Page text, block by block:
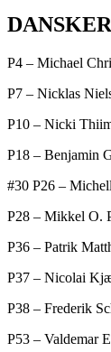
P4 – Michael
P7 – Nicklas
P10 – Nicki
P18 – Benjamin
#30 P26 –
P28 – Mikkel O.
P36 – Patrik
P37 – Nicolai
P38 – Frederik
P53 – Valdemar